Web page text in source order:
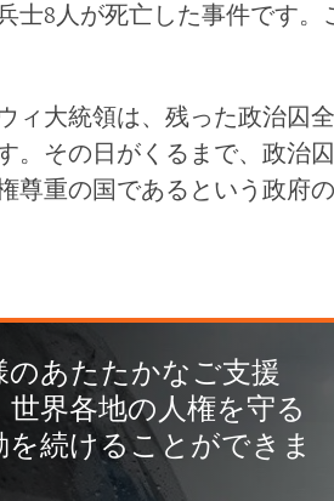
士8人が死亡した事件です
ィ大統領は、残った政治囚
。その日がくるまで、政治
尊重の国であるという政府
のあたたかなご支援
世界各地の人権を守る
を続けることができま